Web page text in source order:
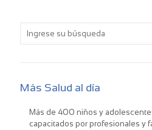
Más Salud al día
Más de 400 niños y
capacitados por profesionales y